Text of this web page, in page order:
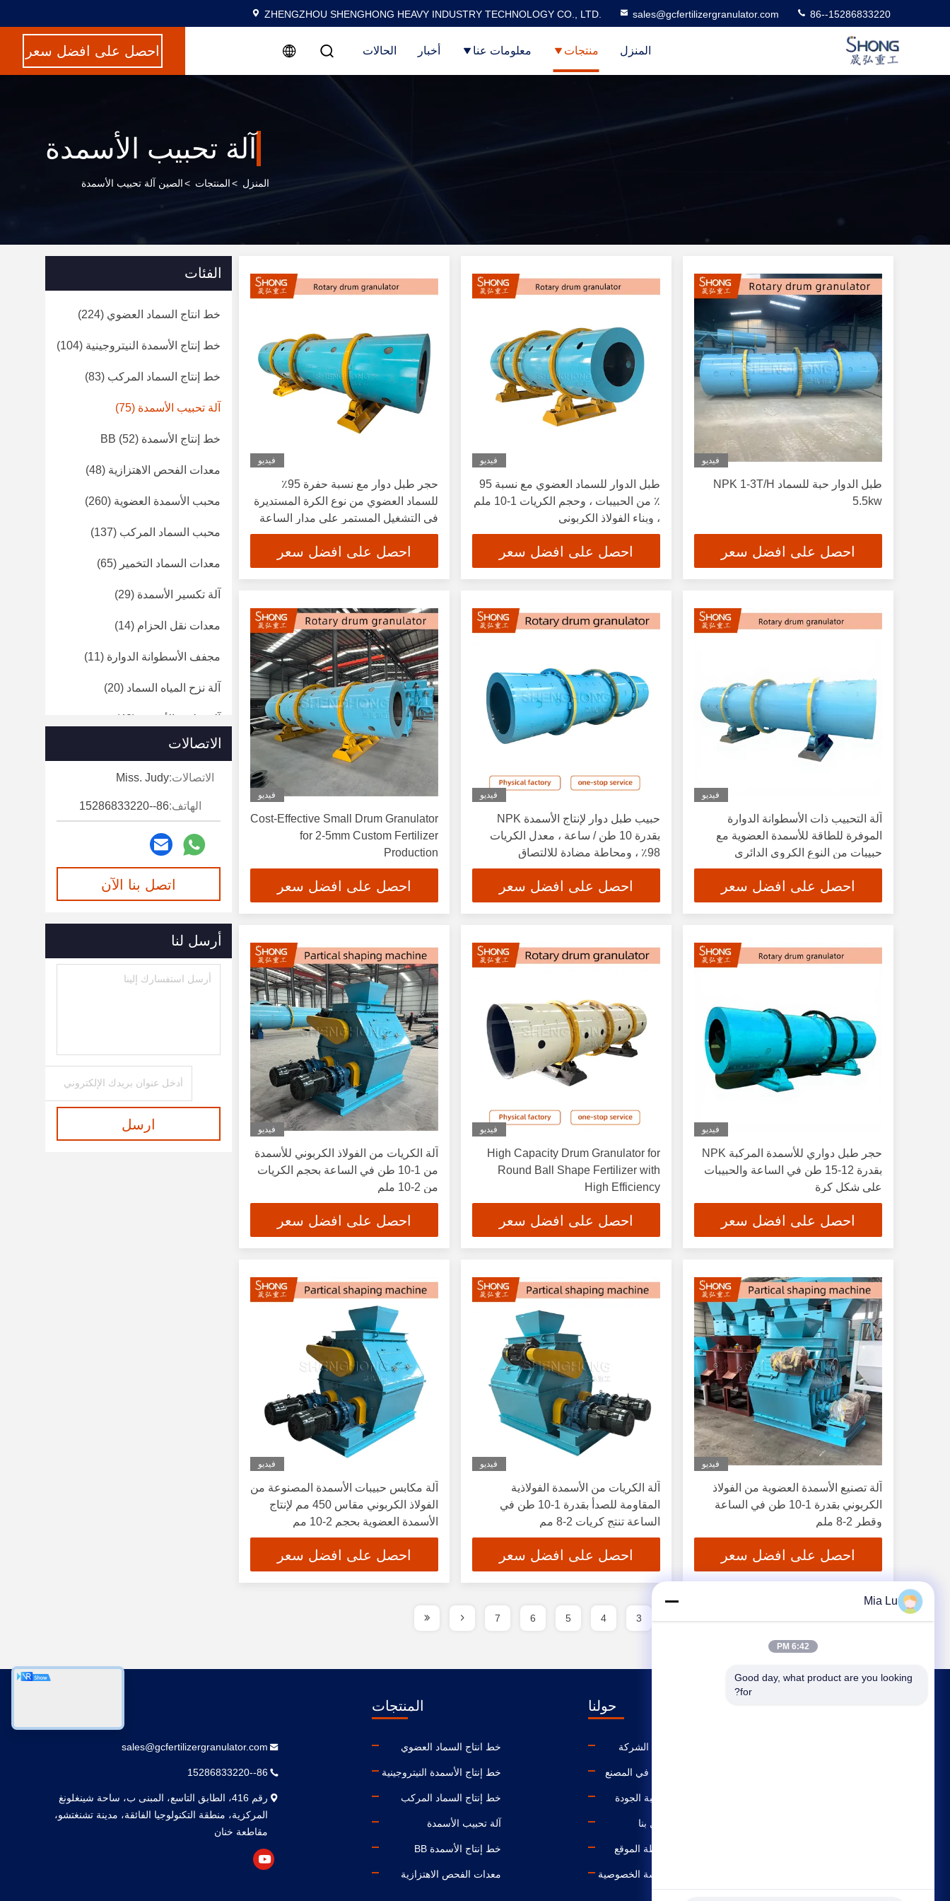
ZHENGZHOU SHENGHONG HEAVY INDUSTRY TECHNOLOGY CO., LTD. sales@gcfertilizergranulator.com 86--15286833220
المنزل منتجات معلومات عنا أخبار الحالات احصل على افضل سعر
آلة تحبيب الأسمدة
المنزل >المنتجات >الصين آلة تحبيب الأسمدة
فيديو
طبل الدوار حبة للسماد NPK 1-3T/H
5.5kw
احصل على افضل سعر
فيديو
طبل الدوار للسماد العضوي مع نسبة 95
٪ من الحبيبات ، وحجم الكريات 1-10 ملم
، وبناء الفولاذ الكربوني
احصل على افضل سعر
فيديو
حجر طبل دوار مع نسبة حفرة 95٪
للسماد العضوي من نوع الكرة المستديرة
في التشغيل المستمر على مدار الساعة
احصل على افضل سعر
فيديو
آلة التحبيب ذات الأسطوانة الدوارة
الموفرة للطاقة للأسمدة العضوية مع
حبيبات من النوع الكروي الدائري
والإنتاجية القصوى 15 طن / ساعة
احصل على افضل سعر
فيديو
حبيب طبل دوار لإنتاج الأسمدة NPK
بقدرة 10 طن / ساعة ، معدل الكريات
98٪ ، ومحاطة مضادة للالتصاق
احصل على افضل سعر
فيديو
Cost-Effective Small Drum Granulator
for 2-5mm Custom Fertilizer
Production
احصل على افضل سعر
فيديو
حجر طبل دواري للأسمدة المركبة NPK
بقدرة 12-15 طن في الساعة والحبيبات
على شكل كرة
احصل على افضل سعر
فيديو
High Capacity Drum Granulator for
Round Ball Shape Fertilizer with
High Efficiency
احصل على افضل سعر
فيديو
آلة الكريات من الفولاذ الكربوني للأسمدة
من 1-10 طن في الساعة بحجم الكريات
من 2-10 ملم
احصل على افضل سعر
فيديو
آلة تصنيع الأسمدة العضوية من الفولاذ
الكربوني بقدرة 1-10 طن في الساعة
وقطر 2-8 ملم
احصل على افضل سعر
فيديو
آلة الكريات من الأسمدة الفولاذية
المقاومة للصدأ بقدرة 1-10 طن في
الساعة تنتج كريات 2-8 مم
احصل على افضل سعر
فيديو
آلة مكابس حبيبات الأسمدة المصنوعة من
الفولاذ الكربوني مقاس 450 مم لإنتاج
الأسمدة العضوية بحجم 2-10 مم
احصل على افضل سعر
الفئات
خط انتاج السماد العضوي (224)
خط إنتاج الأسمدة النيتروجينية (104)
خط إنتاج السماد المركب (83)
آلة تحبيب الأسمدة (75)
خط إنتاج الأسمدة BB (52)
معدات الفحص الاهتزازية (48)
محبب الأسمدة العضوية (260)
محبب السماد المركب (137)
معدات السماد التخمير (65)
آلة تكسير الأسمدة (29)
معدات نقل الحزام (14)
مجفف الأسطوانة الدوارة (11)
آلة نزح المياه السماد (20)
آلة تغليف الأسمدة (42)
النظام التلقائي بالكامل
معدات إزالة الغبار(7)
معدات الخلط(37)
معدات الأسمدة القابلة للذوبان في
الاتصالات
الاتصالات:Miss. Judy
الهاتف:86--15286833220
اتصل بنا الآن
أرسل لنا
ارسل
3
4
5
6
7
حولنا
ملف الشركة
جولة في المصنع
مراقبة الجودة
اتصل بنا
خريطة الموقع
سياسة الخصوصية
المنتجات
خط انتاج السماد العضوي
خط إنتاج الأسمدة النيتروجينية
خط إنتاج السماد المركب
آلة تحبيب الأسمدة
خط إنتاج الأسمدة BB
معدات الفحص الاهتزازية
sales@gcfertilizergranulator.com
86--15286833220
رقم 416، الطابق التاسع، المبنى ب، ساحة شينغلونغ
المركزية، منطقة التكنولوجيا الفائقة، مدينة تشنغتشو،
مقاطعة خنان
Mia Lu
6:42 PM
Good day, what product are you looking
for?